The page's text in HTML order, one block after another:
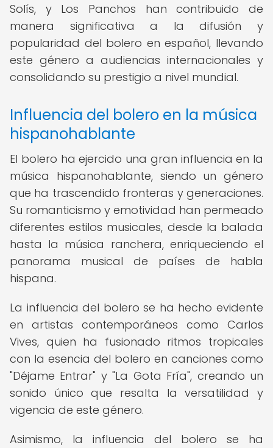
Solís, y Los Panchos han contribuido de
manera significativa a la difusión y
popularidad del bolero en español, llevando
este género a audiencias internacionales y
consolidando su prestigio a nivel mundial.
Influencia del bolero en la música
hispanohablante
El bolero ha ejercido una gran influencia en la
música hispanohablante, siendo un género
que ha trascendido fronteras y generaciones.
Su romanticismo y emotividad han permeado
diferentes estilos musicales, desde la balada
hasta la música ranchera, enriqueciendo el
panorama musical de países de habla
hispana.
La influencia del bolero se ha hecho evidente
en artistas contemporáneos como Carlos
Vives, quien ha fusionado ritmos tropicales
con la esencia del bolero en canciones como
"Déjame Entrar" y "La Gota Fría", creando un
sonido único que resalta la versatilidad y
vigencia de este género.
Asimismo, la influencia del bolero se ha